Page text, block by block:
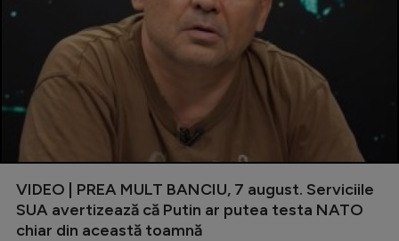
VIDEO | PREA MULT BANCIU, 7 august. Serviciile
SUA avertizează că Putin ar putea testa NATO
chiar din această toamnă